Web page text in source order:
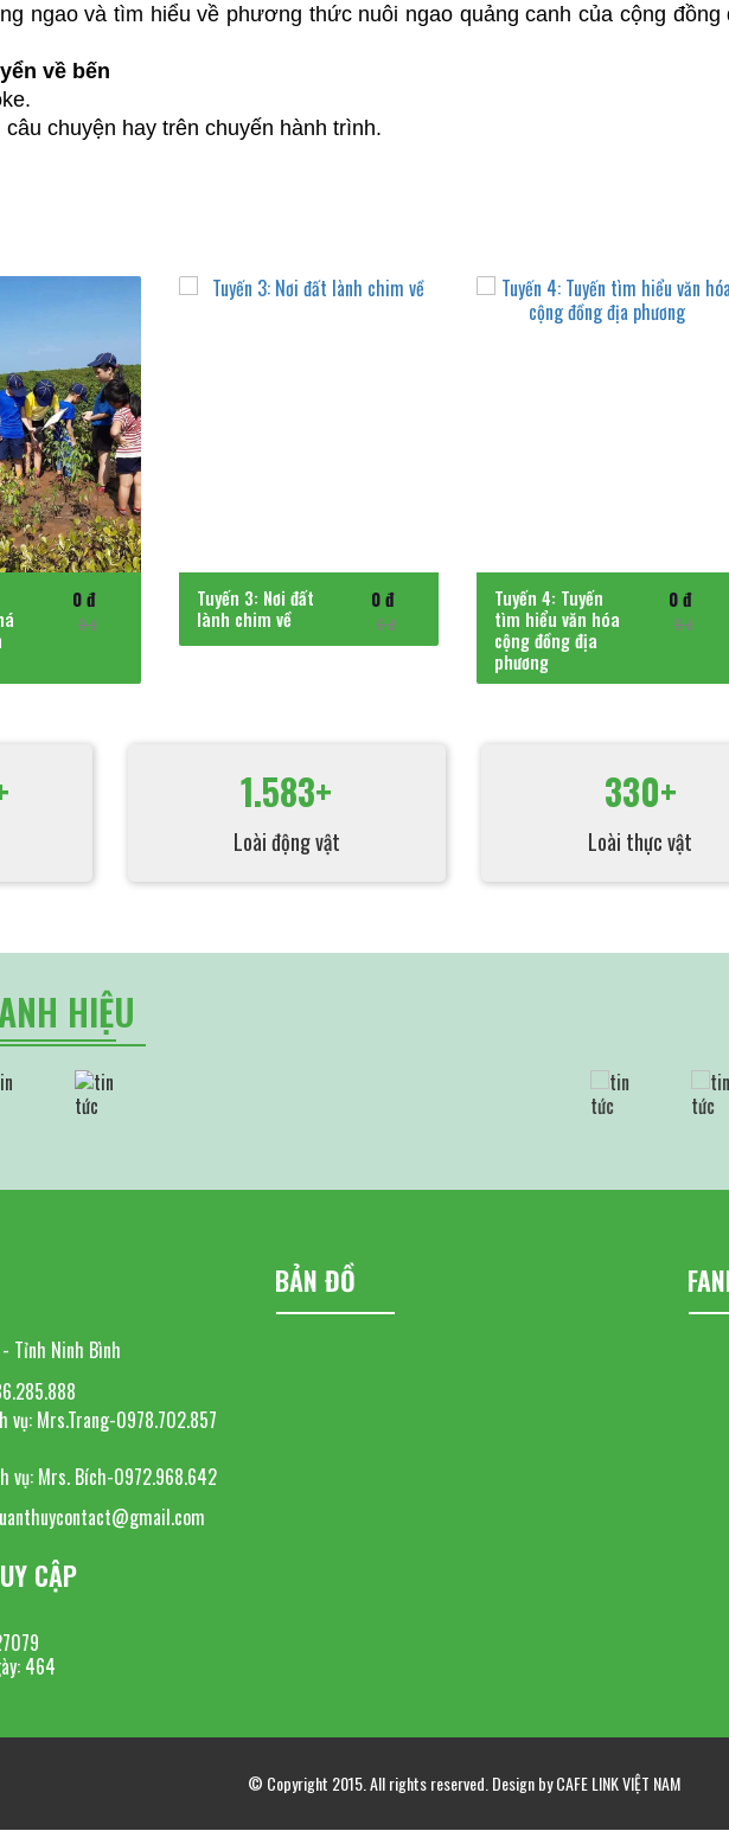
ngao và tìm hiểu về phương thức nuôi ngao quảng canh của cộng đồng
về bến
chuyện hay trên chuyến hành trình.
0 đ
0 đ
Tuyến 3: Nơi đất
lành chim về
0 đ
0 đ
Tuyến 4: Tuyến
tìm hiểu văn hóa
cộng đồng địa
phương
0 đ
0 đ
1.583+
Loài động vật
330+
Loài thực vật
HIỆU
Tỉnh Ninh Bình
vụ: Mrs.Trang-0978.702.857
Mrs. Bích-0972.968.642
CẬP
464
BẢN ĐỒ
© Copyright 2015. All rights reserved. Design by CAFE LINK VIỆT NAM